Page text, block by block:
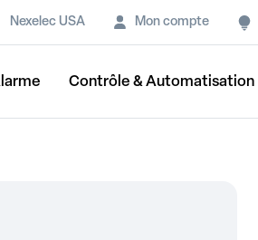
Nexelec USA Mon compte
Contrôle & Automatisation